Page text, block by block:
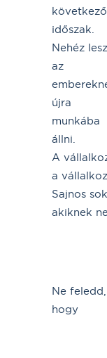
következő
időszak.
Nehéz lesz
az
újra
munkába
állni.
A
a
Sajnos
akiknek
Ne feledd,
hogy